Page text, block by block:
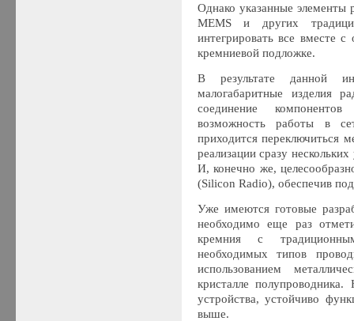
Однако указанные
MEMS и других
интегрировать все вместе
кремниевой подложке.
В результате данной
малогабаритные изделия
соединение
возможность работы в
приходится переключиться
реализации сразу
И, конечно же,
(Silicon Radio), обеспечив
Уже имеются готовые
необходимо еще раз
кремния с
необходимых типов
использованием
кристалле
устройства, устойчиво
выше.